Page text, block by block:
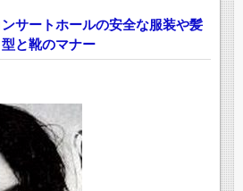
サートホールの安全な服装や髪
型と靴のマナー